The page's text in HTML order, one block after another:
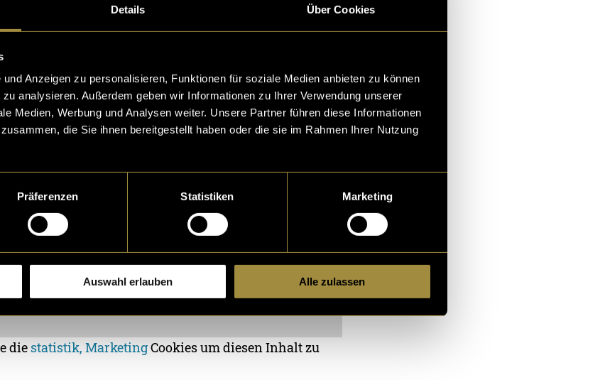
Details Über Cookies
Anzeigen zu personalisieren, Funktionen für soziale Medien anbieten zu können
analysieren. Außerdem geben wir Informationen zu Ihrer Verwendung unserer
Medien, Werbung und Analysen weiter. Unsere Partner führen diese Informationen
die Sie ihnen bereitgestellt haben oder die sie im Rahmen Ihrer Nutzung
Präferenzen Statistiken Marketing
Auswahl erlauben Alle zulassen
Library umfasst insgesamt über 40 produzierte Reels. Die
folgende Playlist zugänglich:
die statistik, MarketingCookies um diesen Inhalt zu